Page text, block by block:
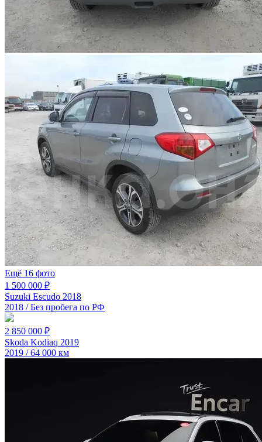
Ещё 16 фото
1 500 000 ₽
Suzuki Escudo 2018
2018 / Без пробега по РФ
2 850 000 ₽
Skoda Kodiaq 2019
2019 / 64 000 км